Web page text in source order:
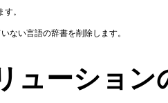
。
ない言語の辞書を削除します。
ューショ